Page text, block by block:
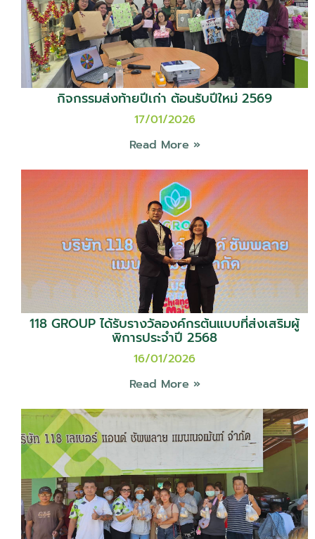
กิจกรรมส่งท้ายปีเก่า ต้อนรับปีใหม่ 2569
17/01/2026
Read More »
118 GROUP ได้รับรางวัลองค์กรต้นแบบที่ส่งเสริมผู้
พิการประจำปี 2568
16/01/2026
Read More »